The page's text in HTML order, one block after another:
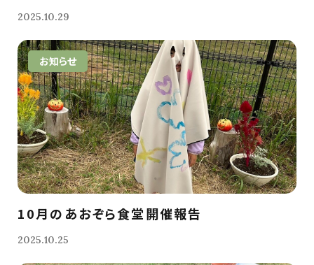
2025.10.29
お知らせ
10月のあおぞら食堂開催報告
2025.10.25